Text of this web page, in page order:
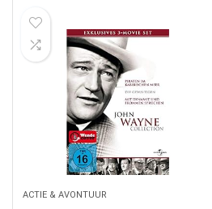
ACTIE & AVONTUUR